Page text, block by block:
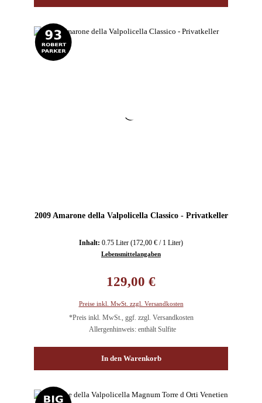
2009 Amarone della Valpolicella Classico - Privatkeller
Inhalt: 0.75 Liter (172,00 € / 1 Liter)
Lebensmittelangaben
129,00 €
Preise inkl. MwSt. zzgl. Versandkosten
*Preis inkl. MwSt., ggf. zzgl. Versandkosten
Allergenhinweis: enthält Sulfite
In den Warenkorb